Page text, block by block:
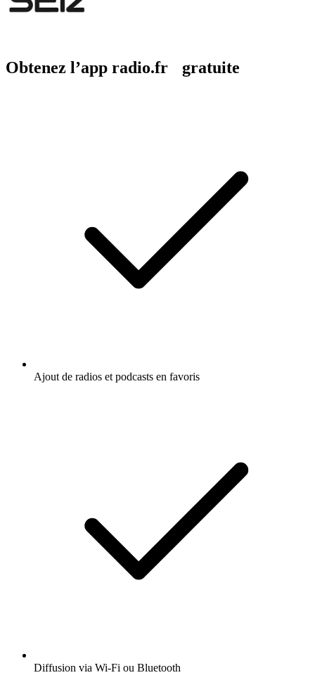
Obtenez l’app radio.fr gratuite
Ajout de radios et podcasts en favoris
Diffusion via Wi-Fi ou Bluetooth